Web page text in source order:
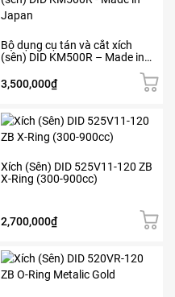
Bộ dụng cụ tán và cắt xích
(sên) DID KM500R – Made in
3,500,000₫
Xích (Sên) DID 525V11-120 ZB
X-Ring (300-900cc)
2,700,000₫